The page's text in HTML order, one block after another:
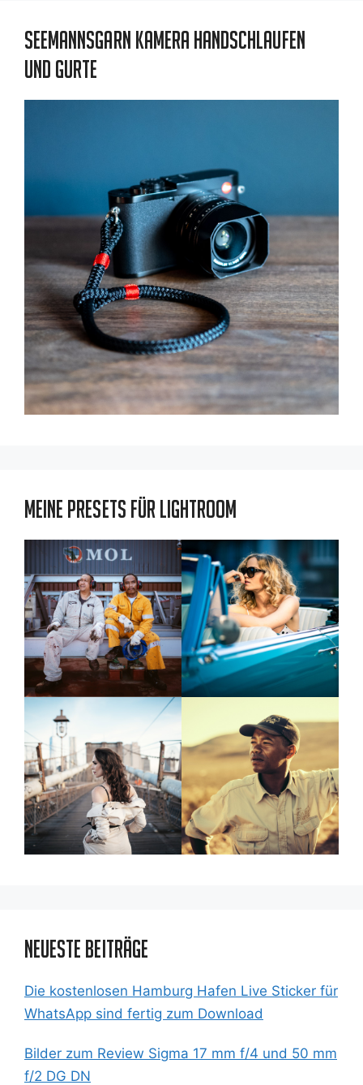
Seemannsgarn Kamera Handschlaufen
und Gurte
Meine Presets für Lightroom
Neueste Beiträge
Die kostenlosen Hamburg Hafen Live Sticker für
WhatsApp sind fertig zum Download
Bilder zum Review Sigma 17 mm f/4 und 50 mm
f/2 DG DN